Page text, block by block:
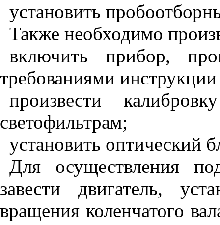
установить
Также необходимо
включить прибор,
требованиями
произвести
светофильтрам;
установить оптический
Для осуществления
завести двигатель,
вращения коленчатого